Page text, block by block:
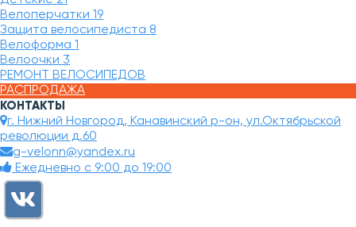
Велоперчатки 19
Защита велосипедиста 8
Велоформа 1
Велоочки 3
РЕМОНТ ВЕЛОСИПЕДОВ
РАСПРОДАЖА
КОНТАКТЫ
г. Нижний Новгород, Канавинский р-он, ул.Октябрьской
революции д.60
g-velonn@yandex.ru
Ежедневно с 9:00 до 19:00